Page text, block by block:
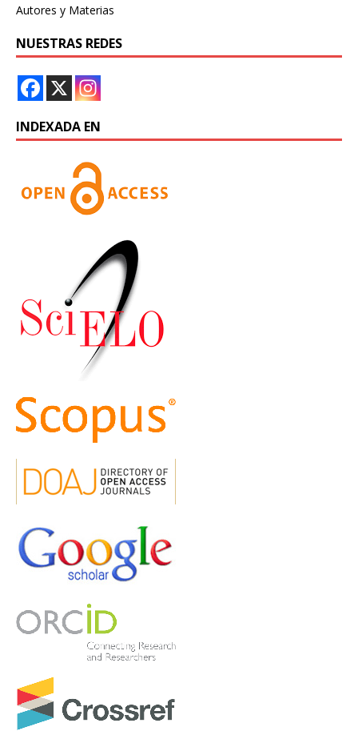
Autores y Materias
NUESTRAS REDES
INDEXADA EN